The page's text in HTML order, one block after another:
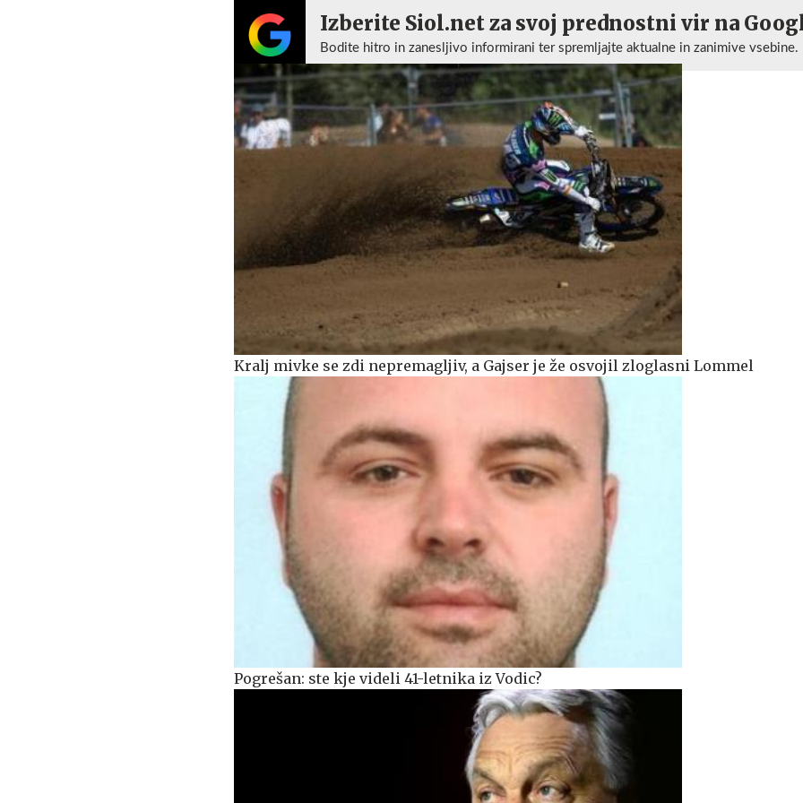
Izberite Siol.net za svoj prednostni vir na
Bodite hitro in zanesljivo informirani ter spremljajte aktualne in zanimive vsebine.
Kralj mivke se zdi nepremagljiv, a Gajser je že osvojil zloglasni Lommel
Pogrešan: ste kje videli 41-letnika iz Vodic?